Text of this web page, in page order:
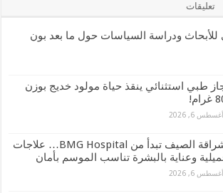
تعليقات
للأبحاث ودراسة السياسات حول ما بعد بون
طبي استثنائي ينقذ حياة مولود خديج بوزن
أغسطس 6, 2026
إشراقة الصيف تبدأ من BMG Hospital… علاجات
وعناية بالبشرة تناسب الموسم بأمان
أغسطس 6, 2026